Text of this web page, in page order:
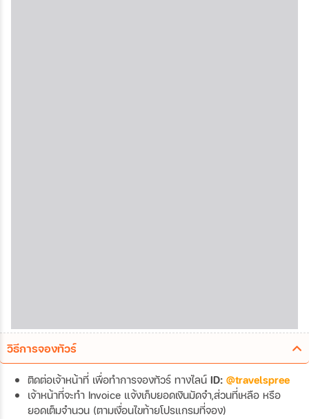
วิธีการจองทัวร์
ติดต่อเจ้าหน้าที่ เพื่อทำการจองทัวร์ ทางไลน์ ID: @travelspree
เจ้าหน้าที่จะทำ Invoice แจ้งเก็บยอดเงินมัดจำ,ส่วนที่เหลือ หรือ
ยอดเต็มจำนวน (ตามเงื่อนไขท้ายโปรแกรมที่จอง)